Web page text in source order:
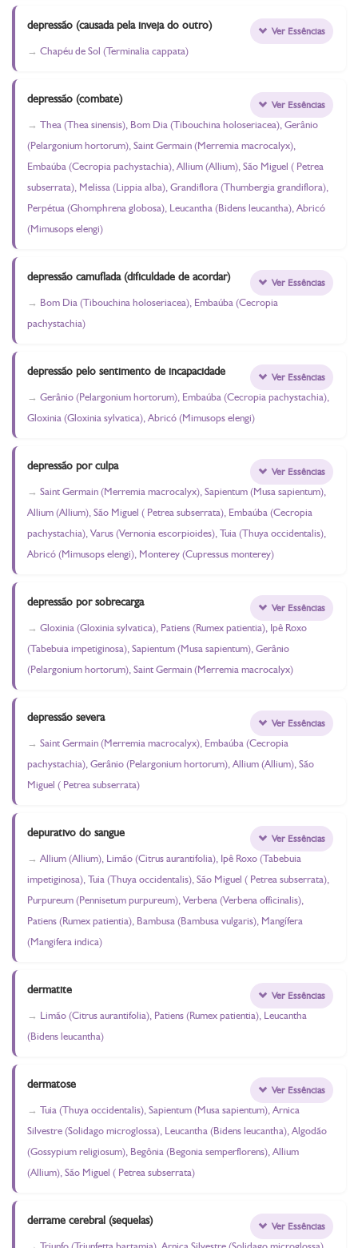
depressão (causada pela inveja do outro)
Chapéu de Sol (Terminalia cappata)
Ver Essências
depressão (combate)
Thea (Thea sinensis), Bom Dia (Tibouchina holoseriacea), Gerânio
(Pelargonium hortorum), Saint Germain (Merremia macrocalyx),
Embaúba (Cecropia pachystachia), Allium (Allium), São Miguel ( Petrea
subserrata), Melissa (Lippia alba), Grandiflora (Thumbergia grandiflora),
Perpétua (Ghomphrena globosa), Leucantha (Bidens leucantha), Abricó
(Mimusops elengi)
Ver Essências
depressão camuflada (dificuldade de acordar)
Bom Dia (Tibouchina holoseriacea), Embaúba (Cecropia
pachystachia)
Ver Essências
depressão pelo sentimento de incapacidade
Gerânio (Pelargonium hortorum), Embaúba (Cecropia pachystachia),
Gloxinia (Gloxinia sylvatica), Abricó (Mimusops elengi)
Ver Essências
depressão por culpa
Saint Germain (Merremia macrocalyx), Sapientum (Musa sapientum),
Allium (Allium), São Miguel ( Petrea subserrata), Embaúba (Cecropia
pachystachia), Varus (Vernonia escorpioides), Tuia (Thuya occidentalis),
Abricó (Mimusops elengi), Monterey (Cupressus monterey)
Ver Essências
depressão por sobrecarga
Gloxinia (Gloxinia sylvatica), Patiens (Rumex patientia), Ipê Roxo
(Tabebuia impetiginosa), Sapientum (Musa sapientum), Gerânio
(Pelargonium hortorum), Saint Germain (Merremia macrocalyx)
Ver Essências
depressão severa
Saint Germain (Merremia macrocalyx), Embaúba (Cecropia
pachystachia), Gerânio (Pelargonium hortorum), Allium (Allium), São
Miguel ( Petrea subserrata)
Ver Essências
depurativo do sangue
Allium (Allium), Limão (Citrus aurantifolia), Ipê Roxo (Tabebuia
impetiginosa), Tuia (Thuya occidentalis), São Miguel ( Petrea subserrata),
Purpureum (Pennisetum purpureum), Verbena (Verbena officinalis),
Patiens (Rumex patientia), Bambusa (Bambusa vulgaris), Mangífera
(Mangifera indica)
Ver Essências
dermatite
Limão (Citrus aurantifolia), Patiens (Rumex patientia), Leucantha
(Bidens leucantha)
Ver Essências
dermatose
Tuia (Thuya occidentalis), Sapientum (Musa sapientum), Arnica
Silvestre (Solidago microglossa), Leucantha (Bidens leucantha), Algodão
(Gossypium religiosum), Begônia (Begonia semperflorens), Allium
(Allium), São Miguel ( Petrea subserrata)
Ver Essências
derrame cerebral (sequelas) Ver Essências